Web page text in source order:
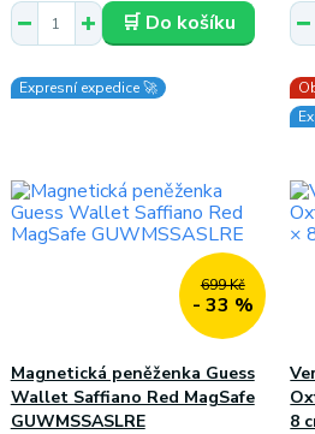
🛒 Do košíku
Expresní expedice 🚀
699 Kč
- 33 %
Magnetická peněženka Guess
Wallet Saffiano Red MagSafe
GUWMSSASLRE
8